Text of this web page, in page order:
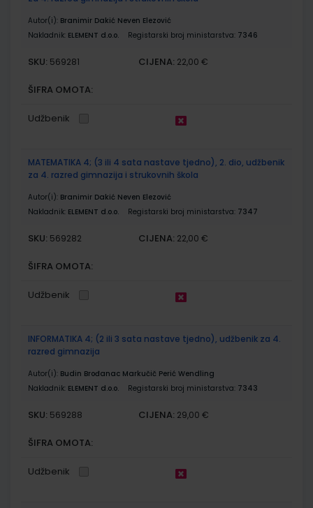
Autor(i): Branimir Dakić Neven Elezović
Nakladnik: ELEMENT d.o.o. Registarski broj ministarstva: 7346
SKU: 569281 CIJENA: 22,00 €
ŠIFRA OMOTA:
Udžbenik
MATEMATIKA 4; (3 ili 4 sata nastave tjedno), 2. dio, udžbenik
za 4. razred gimnazija i strukovnih škola
Autor(i): Branimir Dakić Neven Elezović
Nakladnik: ELEMENT d.o.o. Registarski broj ministarstva: 7347
SKU: 569282 CIJENA: 22,00 €
ŠIFRA OMOTA:
Udžbenik
INFORMATIKA 4; (2 ili 3 sata nastave tjedno), udžbenik za 4.
razred gimnazija
Autor(i): Budin Brođanac Markučič Perić Wendling
Nakladnik: ELEMENT d.o.o. Registarski broj ministarstva: 7343
SKU: 569288 CIJENA: 29,00 €
ŠIFRA OMOTA:
Udžbenik